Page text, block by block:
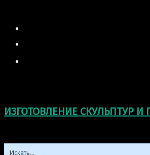
ИЗГОТОВЛЕНИЕ СКУЛЬПТУР